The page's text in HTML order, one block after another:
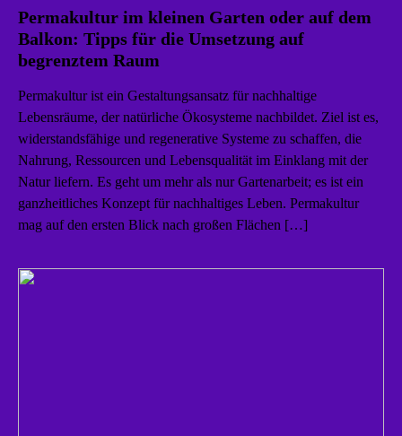
Permakultur im kleinen Garten oder auf dem
Balkon: Tipps für die Umsetzung auf
begrenztem Raum
Permakultur ist ein Gestaltungsansatz für nachhaltige
Lebensräume, der natürliche Ökosysteme nachbildet. Ziel ist es,
widerstandsfähige und regenerative Systeme zu schaffen, die
Nahrung, Ressourcen und Lebensqualität im Einklang mit der
Natur liefern. Es geht um mehr als nur Gartenarbeit; es ist ein
ganzheitliches Konzept für nachhaltiges Leben. Permakultur
mag auf den ersten Blick nach großen Flächen […]